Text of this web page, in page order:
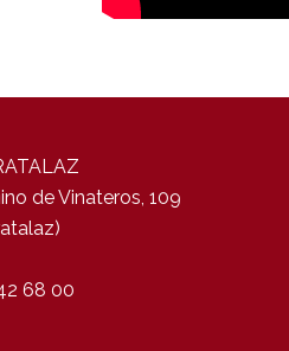
de Vinateros, 109
68 00